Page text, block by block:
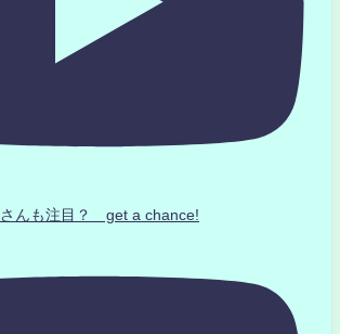
んも注目？ get a chance!